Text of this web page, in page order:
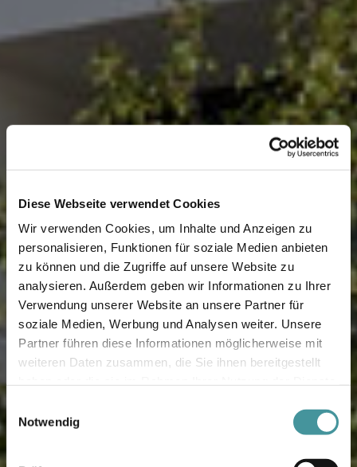
Diese Webseite verwendet Cookies
Wir verwenden Cookies, um Inhalte und Anzeigen zu
personalisieren, Funktionen für soziale Medien anbieten
zu können und die Zugriffe auf unsere Website zu
analysieren. Außerdem geben wir Informationen zu Ihrer
Verwendung unserer Website an unsere Partner für
soziale Medien, Werbung und Analysen weiter. Unsere
Partner führen diese Informationen möglicherweise mit
weiteren Daten zusammen, die Sie ihnen bereitgestellt
Einwilligungsauswahl
Notwendig
0
Report